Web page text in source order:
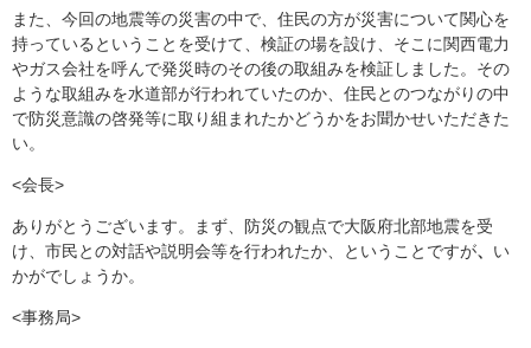
また、今回の地震等の災害の中で、住民の方が災害について関心を
持っているということを受けて、検証の場を設け、そこに関西電力
やガス会社を呼んで発災時のその後の取組みを検証しました。その
ような取組みを水道部が行われていたのか、住民とのつながりの中
で防災意識の啓発等に取り組まれたかどうかをお聞かせいただきた
い。
<会長>
ありがとうございます。まず、防災の観点で大阪府北部地震を受
け、市民との対話や説明会等を行われたか、ということですが、 い
かがでしょうか。
<事務局>